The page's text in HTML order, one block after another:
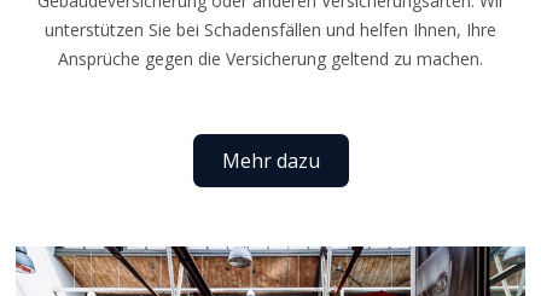
unterstützen Sie bei Schadensfällen und helfen Ihnen, Ihre
Ansprüche gegen die Versicherung geltend zu machen.
Mehr dazu